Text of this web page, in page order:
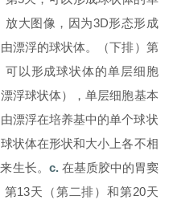
放大图像，因为3D形态形成
漂浮的球状体。（下排）第
以形成球状体的单层细胞
浮球状体），单层细胞基本
漂浮在培养基中的单个球状
状体在形状和大小上各不相
生长。 c. 在基质胶中的胃窦
13天（第二排）和第20天